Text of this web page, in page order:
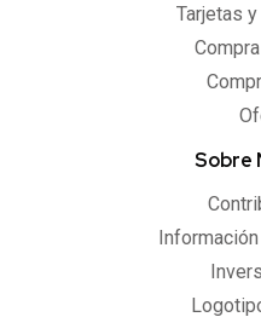
Tarjetas
Sobre